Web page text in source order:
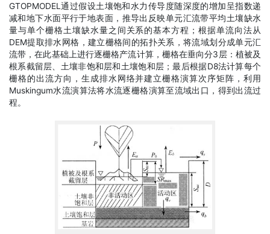
GTOPMODEL通过假设土壤饱和水力传导度随深度的增加呈指数递
减和地下水面平行于地表面，推导出反映单元汇流带平均土壤缺水
量与单个栅格土壤缺水量之间关系的基本方程；根据单流向法从
DEM提取排水网格，建立栅格间的拓扑关系，将流域划分成单元汇
流带，在此基础上进行逐栅格产流计算，栅格在垂向分3层：植被及
根系截留层、土壤非饱和层和土壤饱和层；最后根据D8法计算每个
栅格的出流方向，生成排水网络并建立栅格演算次序矩阵，利用
Muskingum水流演算法将水流逐栅格演算至流域出口，得到出流过
程。